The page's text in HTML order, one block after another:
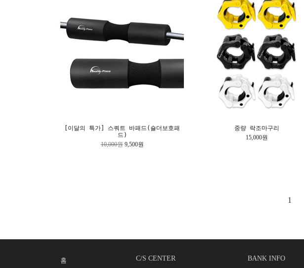
[이달의 특가] 스쿼트 바패드(숄더보호패
드)
10,000원 9,500원
중량 락조마구리
15,000원
1
홈 C/S CENTER BANK INFO